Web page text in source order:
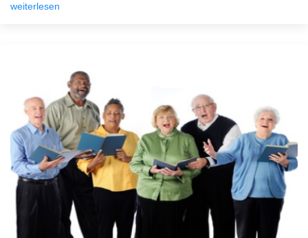
weiterlesen